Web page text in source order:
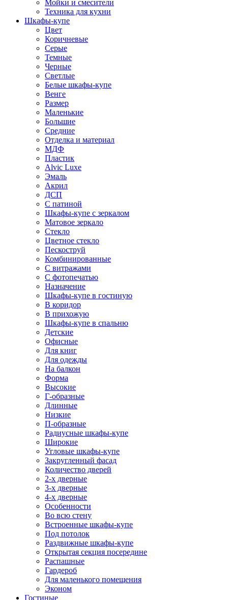
Мойки и смесители
Техника для кухни
Шкафы-купе
Цвет
Коричневые
Серые
Темные
Черные
Светлые
Белые шкафы-купе
Венге
Размер
Маленькие
Большие
Средние
Отделка и материал
МДФ
Пластик
Alvic Luxe
Эмаль
Акрил
ДСП
С патиной
Шкафы-купе с зеркалом
Матовое зеркало
Стекло
Цветное стекло
Пескоструй
Комбинированные
С витражами
С фотопечатью
Назначение
Шкафы-купе в гостиную
В коридор
В прихожую
Шкафы-купе в спальню
Детские
Офисные
Для книг
Для одежды
На балкон
Форма
Высокие
Г-образные
Длинные
Низкие
П-образные
Радиусные шкафы-купе
Широкие
Угловые шкафы-купе
Закругленный фасад
Количество дверей
2-х дверные
3-х дверные
4-х дверные
Особенности
Во всю стену
Встроенные шкафы-купе
Под потолок
Раздвижные шкафы-купе
Открытая секция посередине
Распашные
Гардероб
Для маленького помещения
Эконом
Гостиные